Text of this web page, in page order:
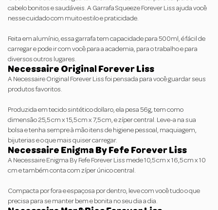
cabelo bonitos e saudáveis. A Garrafa Squeeze Forever Liss ajuda você
nesse cuidado com muito estilo e praticidade.
Feita em alumínio, essa garrafa tem capacidade para 500ml, é fácil de
carregar e pode ir com você para a academia, para o trabalho e para
diversos outros lugares.
Necessaire Original Forever Liss
A Necessaire Original Forever Lissfoi pensada para você guardar seus
produtos favoritos.
Produzida em tecido sintético dollaro, ela pesa 56g, tem como
dimensão 25,5 cm x 15,5 cm x 7,5 cm, e zíper central. Leve-a na sua
bolsa e tenha sempre à mão itens de higiene pessoal, maquiagem,
bijuterias e o que mais quiser carregar.
Necessaire Enigma By Fefe Forever Liss
A Necessaire Enigma By Fefe Forever Liss mede 10,5 cm x 16,5 cm x 10
cm e também conta com zíper único central.
Compacta por fora e espaçosa por dentro, leve com você tudo o que
precisa para se manter bem e bonita no seu dia a dia.